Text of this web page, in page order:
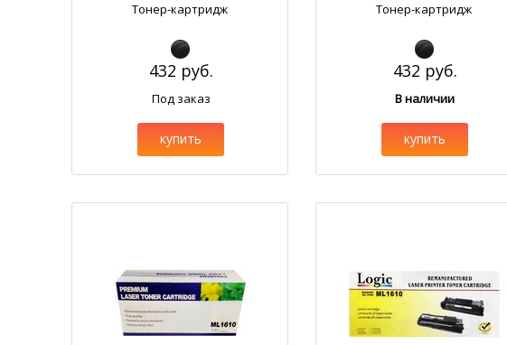
Тонер-картридж
432 руб.
Под заказ
купить
Тонер-картридж
432 руб.
В наличии
купить